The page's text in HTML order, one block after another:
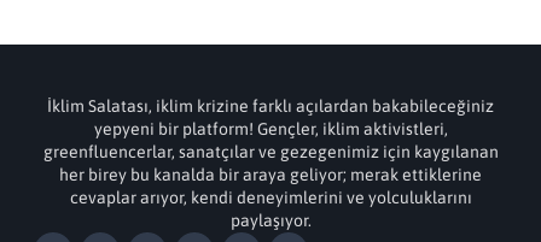
İklim Salatası, iklim krizine farklı açılardan bakabileceğiniz
yepyeni bir platform! Gençler, iklim aktivistleri,
greenfluencerlar, sanatçılar ve gezegenimiz için kaygılanan
her birey bu kanalda bir araya geliyor; merak ettiklerine
cevaplar arıyor, kendi deneyimlerini ve yolculuklarını
paylaşıyor.